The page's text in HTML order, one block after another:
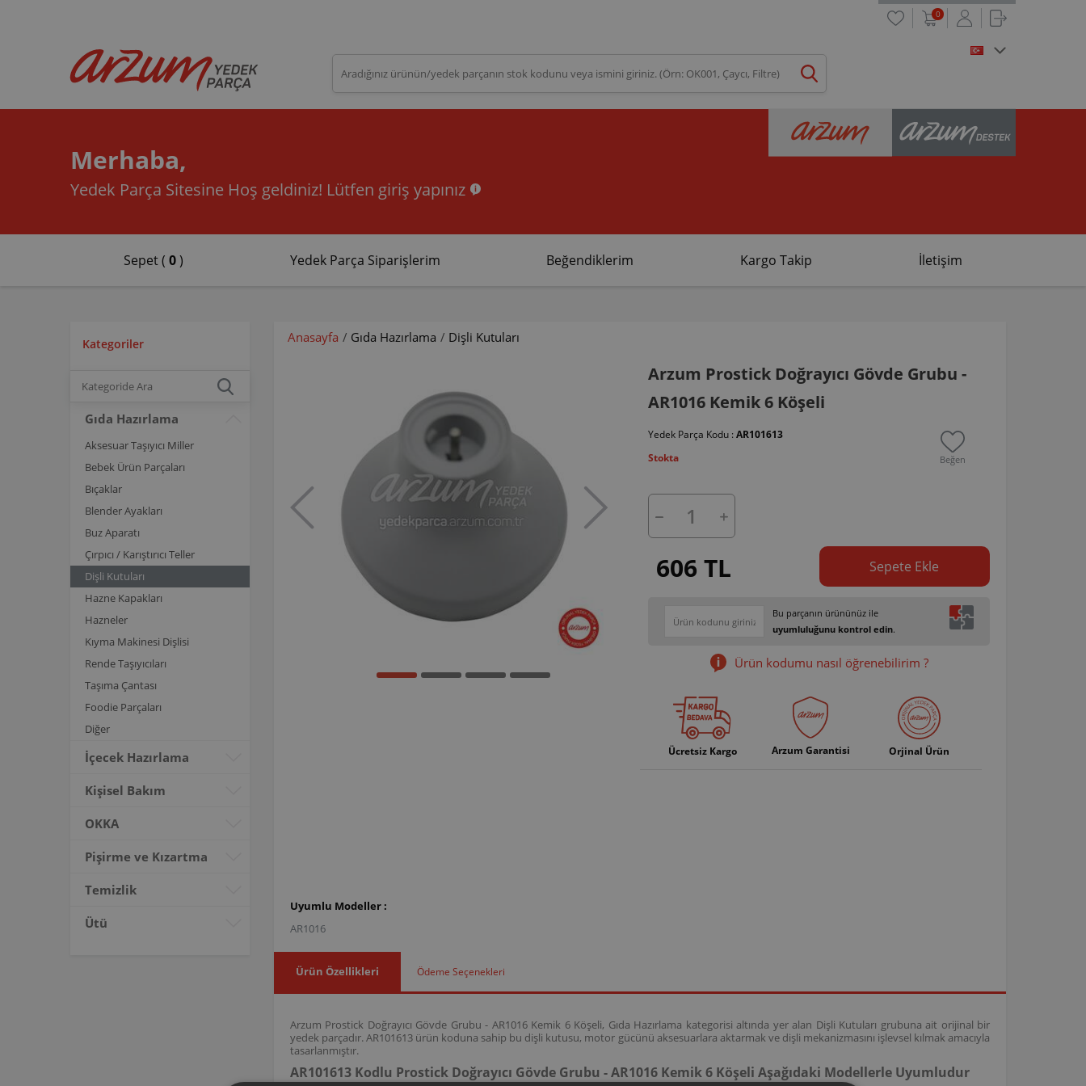
0
Merhaba,
Yedek Parça Sitesine Hoş geldiniz! Lütfen giriş yapınız
Sepet ( 0) Yedek Parça Siparişlerim Beğendiklerim Kargo Takip İletişim
Kategoriler
Gıda Hazırlama
Aksesuar Taşıyıcı Miller
Bebek Ürün Parçaları
Bıçaklar
Blender Ayakları
Buz Aparatı
Çırpıcı / Karıştırıcı Teller
Dişli Kutuları
Hazne Kapakları
Hazneler
Kıyma Makinesi Dişlisi
Rende Taşıyıcıları
Taşıma Çantası
Foodie Parçaları
Diğer
İçecek Hazırlama
Kişisel Bakım
OKKA
Pişirme ve Kızartma
Temizlik
Ütü
Anasayfa / Gıda Hazırlama / Dişli Kutuları
Arzum Prostick Doğrayıcı Gövde Grubu -
AR1016 Kemik 6 Köşeli
Yedek Parça Kodu : AR101613
Stokta
Beğen
606 TL Sepete Ekle
Bu parçanın ürününüz ile
uyumluluğunu kontrol edin.
Ürün kodumu nasıl öğrenebilirim ?
Ücretsiz Kargo Arzum Garantisi Orjinal Ürün
Uyumlu Modeller :
AR1016
Ürün Özellikleri Ödeme Seçenekleri
Arzum Prostick Doğrayıcı Gövde Grubu - AR1016 Kemik 6 Köşeli, Gıda Hazırlama kategorisi altında yer alan Dişli Kutuları grubuna ait orijinal bir
yedek parçadır. AR101613 ürün koduna sahip bu dişli kutusu, motor gücünü aksesuarlara aktarmak ve dişli mekanizmasını işlevsel kılmak amacıyla
tasarlanmıştır.
AR101613 Kodlu Prostick Doğrayıcı Gövde Grubu - AR1016 Kemik 6 Köşeli Aşağıdaki Modellerle Uyumludur